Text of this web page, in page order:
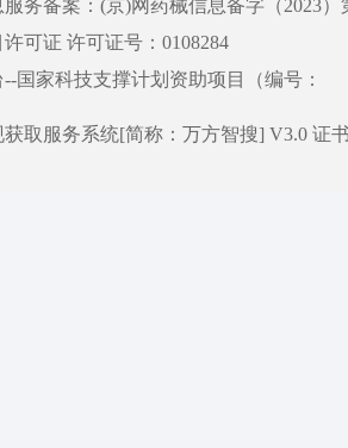
务备案：(京)网药械信息备字（2023）
可证 许可证号：0108284
国家科技支撑计划资助项目（编号：
取服务系统[简称：万方智搜] V3.0 证